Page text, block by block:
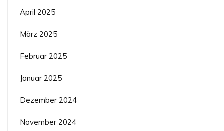
April 2025
März 2025
Februar 2025
Januar 2025
Dezember 2024
November 2024